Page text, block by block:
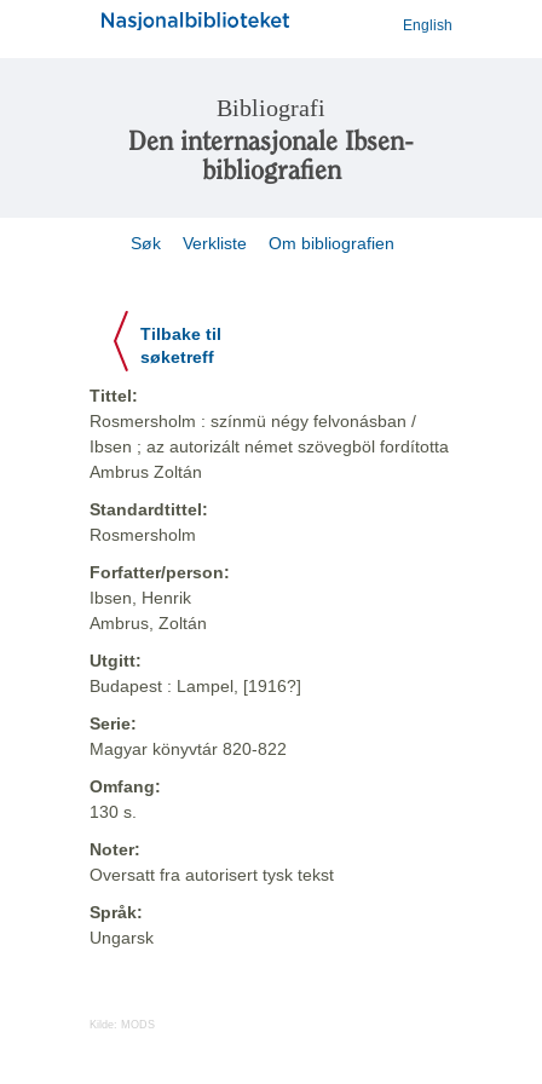
English
Bibliografi
Den internasjonale Ibsen-
bibliografien
Søk Verkliste Om bibliografien
Tilbake til
søketreff
Tittel:
Rosmersholm : színmü négy felvonásban /
Ibsen ; az autorizált német szövegböl fordította
Ambrus Zoltán
Standardtittel:
Rosmersholm
Forfatter/person:
Ibsen, Henrik
Ambrus, Zoltán
Utgitt:
Budapest : Lampel, [1916?]
Serie:
Magyar könyvtár 820-822
Omfang:
130 s.
Noter:
Oversatt fra autorisert tysk tekst
Språk:
Ungarsk
Kilde: MODS